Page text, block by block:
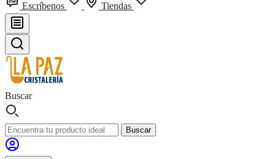
Escríbenos
Tiendas
Buscar
Buscar